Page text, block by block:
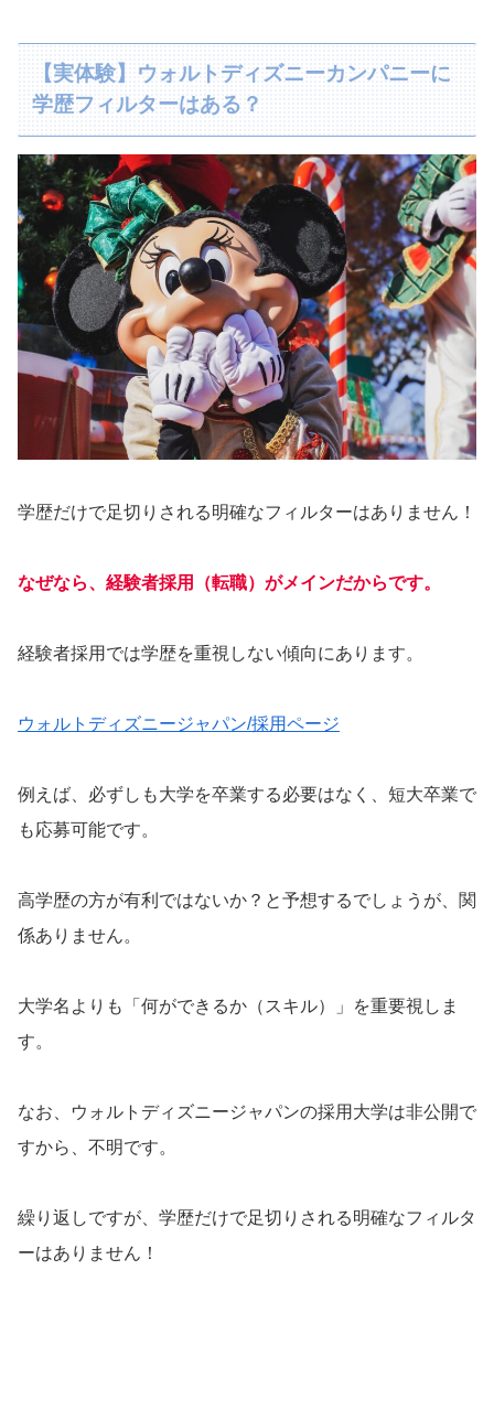
【実体験】ウォルトディズニーカンパニーに
学歴フィルターはある？
学歴だけで足切りされる明確なフィルターはありません！
なぜなら、経験者採用（転職）がメインだからです。
経験者採用では学歴を重視しない傾向にあります。
ウォルトディズニージャパン/採用ページ
例えば、必ずしも大学を卒業する必要はなく、短大卒業で
も応募可能です。
高学歴の方が有利ではないか？と予想するでしょうが、関
係ありません。
大学名よりも「何ができるか（スキル）」を重要視しま
す。
なお、ウォルトディズニージャパンの採用大学は非公開で
すから、不明です。
繰り返しですが、学歴だけで足切りされる明確なフィルタ
ーはありません！